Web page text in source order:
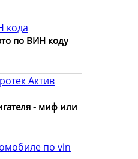
по ВИН коду
- миф или